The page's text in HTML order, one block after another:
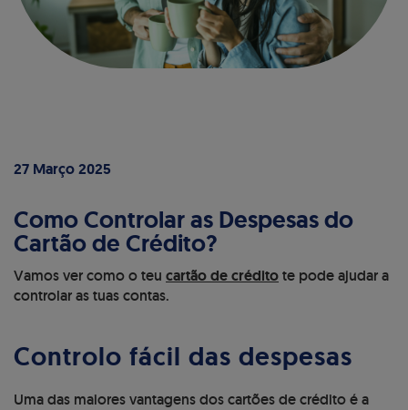
27 Março 2025
Como Controlar as Despesas do
Cartão de Crédito?
Vamos ver como o teu cartão de créditote pode ajudar a
controlar as tuas contas.
Controlo fácil das despesas
Uma das maiores vantagens dos cartões de crédito é a